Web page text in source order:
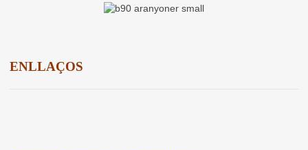
ENLLAÇOS